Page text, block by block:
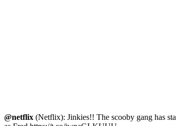
@netflix (Netflix): Jinkies!! The scooby gang has